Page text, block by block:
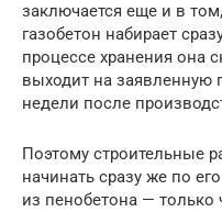
заключается еще и в
газобетон набирает
процессе хранения она
выходит на заявленную
недели после
Поэтому строительные
начинать сразу же по
из пенобетона — только